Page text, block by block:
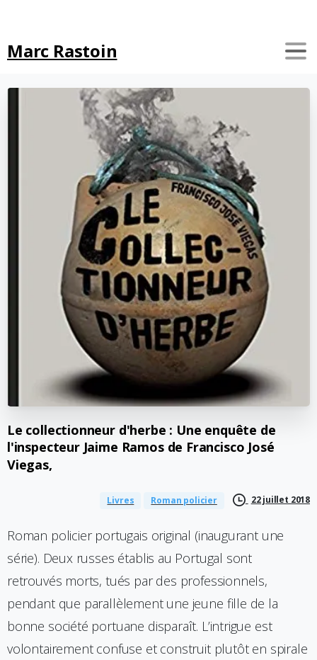
Marc Rastoin
Le collectionneur d'herbe : Une enquête de
l'inspecteur Jaime Ramos de Francisco José
Viegas,
Livres Roman policier 22 juillet 2018
Roman policier portugais original (inaugurant une
série). Deux russes établis au Portugal sont
retrouvés morts, tués par des professionnels,
pendant que parallèlement une jeune fille de la
bonne société portuane disparaît. L’intrigue est
volontairement confuse et construit plutôt en spirale